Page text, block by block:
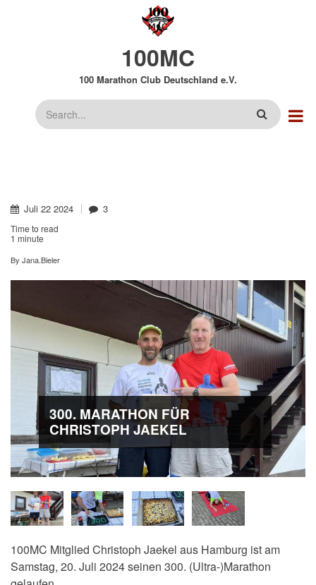
100MC
100 Marathon Club Deutschland e.V.
Suche
Juli 22 2024 3
Time to read
1 minute
By Jana.Bieler
300. MARATHON FÜR
CHRISTOPH JAEKEL
100MC Mitglied Christoph Jaekel aus Hamburg ist am
Samstag, 20. Juli 2024 seinen 300. (Ultra-)Marathon